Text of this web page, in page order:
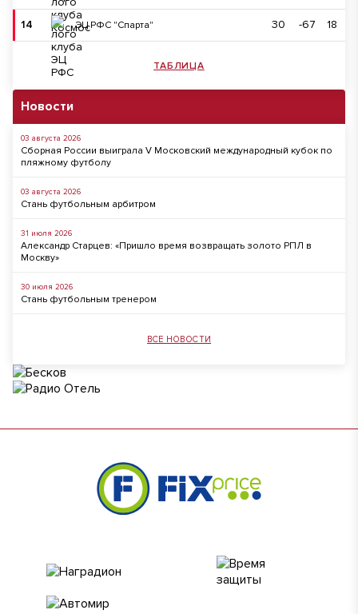
14 ЭЦ РФС "Спарта" 30 -67 18
ТАБЛИЦА
Новости
03 августа 2026
Сборная России выиграла V Московский международный кубок по
пляжному футболу
03 августа 2026
Стань футбольным арбитром
31 июля 2026
Александр Старцев: «Пришло время возвращать золото РПЛ в
Москву»
30 июля 2026
Стань футбольным тренером
ВСЕ НОВОСТИ